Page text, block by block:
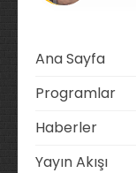
Ana Sayfa
Programlar
Haberler
Yayın Akışı